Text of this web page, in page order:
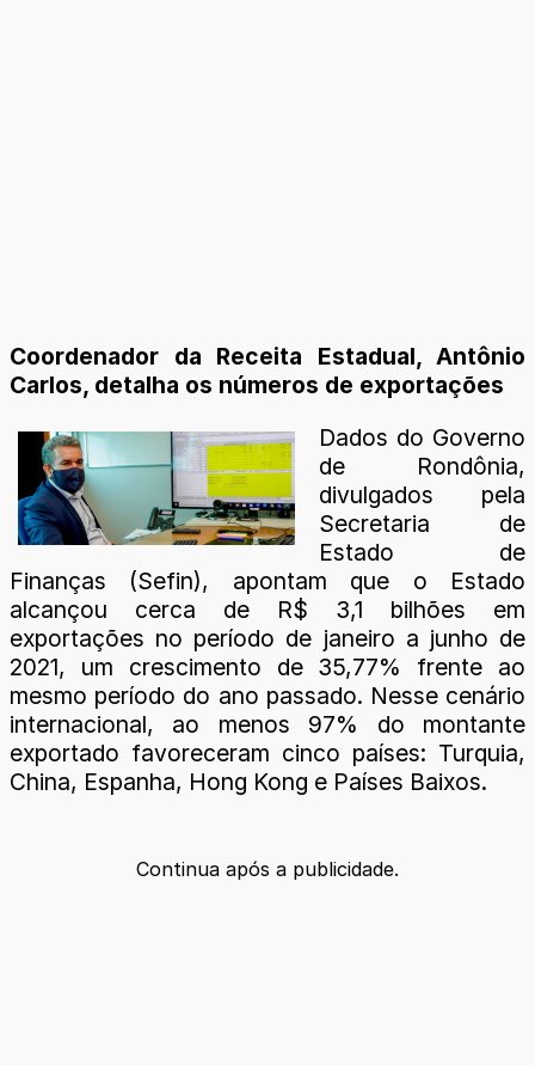
Coordenador da Receita Estadual, Antônio
Carlos, detalha os números de exportações
Dados do Governo
de Rondônia,
divulgados pela
Secretaria de
Estado de
Finanças (Sefin), apontam que o Estado
alcançou cerca de R$ 3,1 bilhões em
exportações no período de janeiro a junho de
2021, um crescimento de 35,77% frente ao
mesmo período do ano passado. Nesse cenário
internacional, ao menos 97% do montante
exportado favoreceram cinco países: Turquia,
China, Espanha, Hong Kong e Países Baixos.
Continua após a publicidade.